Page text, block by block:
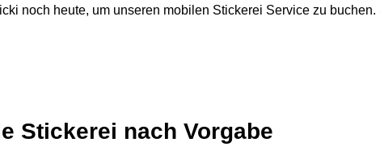
noch heute, um unseren mobilen Stickerei Service zu
Stickerei nach Vorgabe